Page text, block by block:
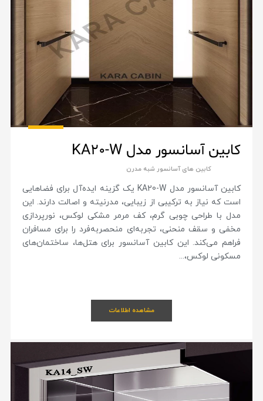
کابین آسانسور مدل KA20-W
کابین های آسانسور شبه مدرن
کابین آسانسور مدل KA20-W یک گزینه ایده‌آل برای فضاهایی
است که نیاز به ترکیبی از زیبایی، مدرنیته و اصالت دارند. این
مدل با طراحی چوبی گرم، کف مرمر مشکی لوکس، نورپردازی
مخفی و سقف منحنی، تجربه‌ای منحصربه‌فرد را برای مسافران
فراهم می‌کند. این کابین آسانسور برای هتل‌ها، ساختمان‌های
مسکونی لوکس،...
مشاهده اطلاعات